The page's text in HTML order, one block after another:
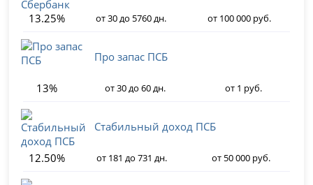
13.25% от 30 до 5760 дн. от 100 000 руб.
Про запас ПСБ
13% от 30 до 60 дн. от 1 руб.
Стабильный доход ПСБ
12.50% от 181 до 731 дн. от 50 000 руб.